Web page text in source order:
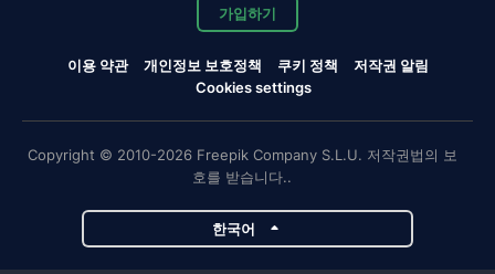
가입하기
이용 약관 개인정보 보호정책 쿠키 정책
저작권 알림
Cookies settings
Copyright © 2010-2026 Freepik Company S.L.U. 저작권법의 보
호를 받습니다..
한국어